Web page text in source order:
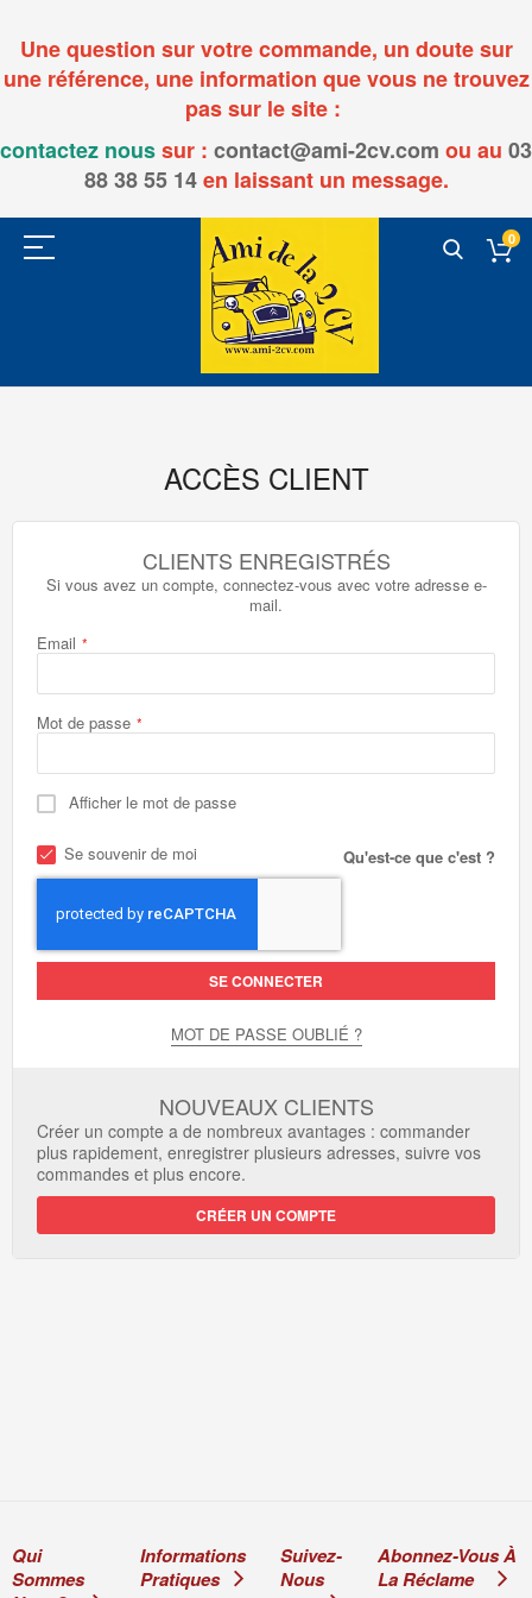
Une question sur votre commande, un doute sur
une référence, une information que vous ne trouvez
pas sur le site :
contactez noussur : contact@ami-2cv.com ou au 03
88 38 55 14en laissant un message.
0
ACCÈS CLIENT
CLIENTS ENREGISTRÉS
Si vous avez un compte, connectez-vous avec votre adresse e-
mail.
Email
Mot de passe
Afficher le mot de passe
Se souvenir de moi Qu'est-ce que c'est ?
SE CONNECTER
MOT DE PASSE OUBLIÉ ?
NOUVEAUX CLIENTS
Créer un compte a de nombreux avantages : commander
plus rapidement, enregistrer plusieurs adresses, suivre vos
commandes et plus encore.
CRÉER UN COMPTE
Qui
Sommes
Informations
Pratiques
Suivez-
Nous
Abonnez-Vous À
La Réclame